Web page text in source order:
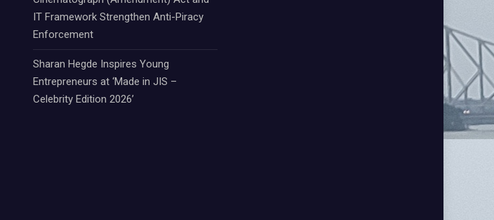
IT Framework Strengthen Anti-Piracy
Enforcement
Sharan Hegde Inspires Young
Entrepreneurs at ‘Made in JIS –
Celebrity Edition 2026’